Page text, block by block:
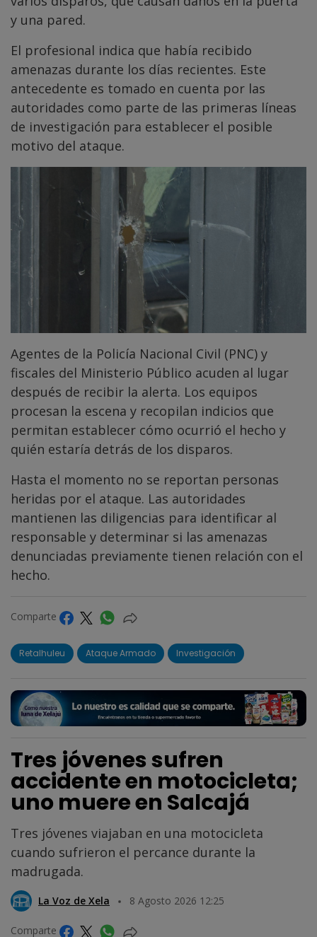
y una pared.
El profesional indica que había recibido
amenazas durante los días recientes. Este
antecedente es tomado en cuenta por las
autoridades como parte de las primeras líneas
de investigación para establecer el posible
motivo del ataque.
Agentes de la Policía Nacional Civil (PNC) y
fiscales del Ministerio Público acuden al lugar
después de recibir la alerta. Los equipos
procesan la escena y recopilan indicios que
permitan establecer cómo ocurrió el hecho y
quién estaría detrás de los disparos.
Hasta el momento no se reportan personas
heridas por el ataque. Las autoridades
mantienen las diligencias para identificar al
responsable y determinar si las amenazas
denunciadas previamente tienen relación con el
hecho.
Comparte
Retalhuleu Ataque Armado Investigación
Tres jóvenes sufren
accidente en motocicleta;
uno muere en Salcajá
Tres jóvenes viajaban en una motocicleta
cuando sufrieron el percance durante la
madrugada.
La Voz de Xela 8 Agosto 2026 12:25
Comparte